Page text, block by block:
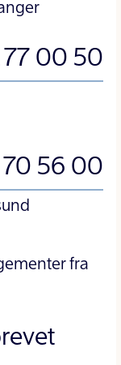
77 00 50
70 56 00
fra